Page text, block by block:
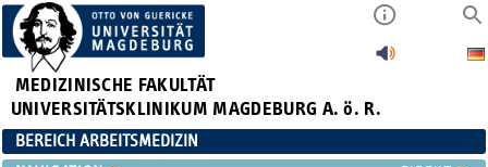
MEDIZINISCHE FAKULTÄT
UNIVERSITÄTSKLINIKUM MAGDEBURG A. ö. R.
BEREICH ARBEITSMEDIZIN